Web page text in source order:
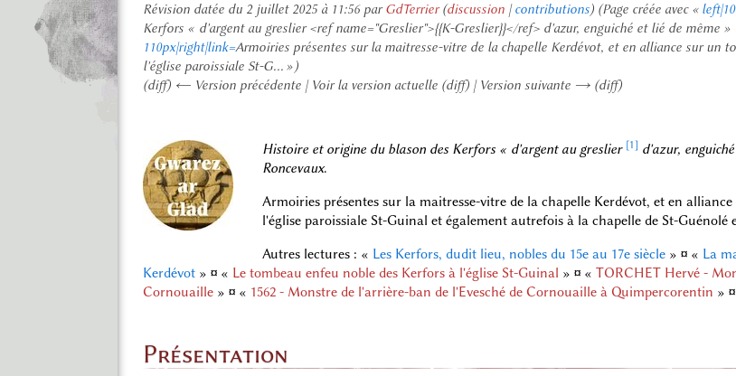
Révision datée du 2 juillet 2025 à 11:56 parGdTerrier (discussion |contributions) (Page créée avec «
Kerfors « d'argent au greslier <ref name="Greslier">{{K-Greslier}}</ref> d'azur, enguiché et lié de même
110px|right|link=Armoiries présentes sur la maitresse-vitre de la chapelle Kerdévot, et en alliance sur un
l'église paroissiale St-G... »)
(diff) ← Version précédente | Voir la version actuelle (diff) | Version suivante → (diff)
Histoire et origine du blason des Kerfors « d'argent au greslier [1] d'azur,
Roncevaux.
Armoiries présentes sur la maitresse-vitre de la chapelle Kerdévot, et en
l'église paroissiale St-Guinal et également autrefois à la chapelle de St-Guénolé
Autres lectures : « Les Kerfors, dudit lieu, nobles du 15e au 17e siècle » ¤ « La
Kerdévot » ¤ « Le tombeau enfeu noble des Kerfors à l'église St-Guinal » ¤ « TORCHET Hervé -
Cornouaille » ¤ « 1562 - Monstre de l'arrière-ban de l'Evesché de Cornouaille à Quimpercorentin » ¤
Présentation